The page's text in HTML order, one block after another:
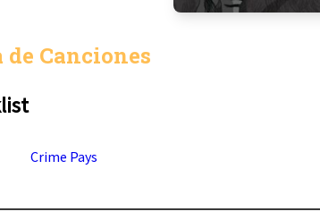
de Canciones
Crime Pays